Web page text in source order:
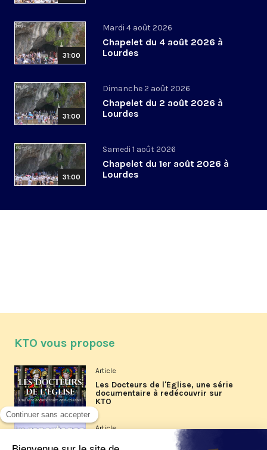
31:00
Mardi 4 août 2026
Chapelet du 4 août 2026 à
Lourdes
31:00
Dimanche 2 août 2026
Chapelet du 2 août 2026 à
Lourdes
31:00
Samedi 1 août 2026
Chapelet du 1er août 2026 à
Lourdes
KTO vous propose
Article
Les Docteurs de l'Église, une série
documentaire à redécouvrir sur
KTO
Article
Les reportages d'été 2026 de KTO